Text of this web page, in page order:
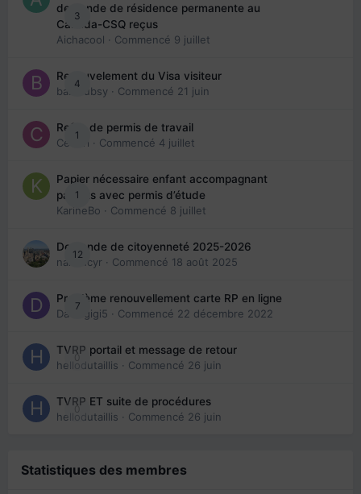
3
demande de résidence permanente au
Canada-CSQ reçus
Aichacool · Commencé 9 juillet
4
Renouvelement du Visa visiteur
babibubsy · Commencé 21 juin
1
Refus de permis de travail
Cedbri · Commencé 4 juillet
1
Papier nécessaire enfant accompagnant
parents avec permis d’étude
KarineBo · Commencé 8 juillet
12
Demande de citoyenneté 2025-2026
nanancyr · Commencé 18 août 2025
7
Problème renouvellement carte RP en ligne
Davidgigi5 · Commencé 22 décembre 2022
0
TVRP portail et message de retour
hellodutaillis · Commencé 26 juin
0
TVRP ET suite de procédures
hellodutaillis · Commencé 26 juin
Statistiques des membres